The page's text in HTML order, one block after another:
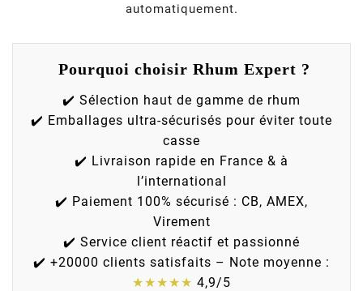
automatiquement.
Pourquoi choisir Rhum Expert ?
✔️ Sélection haut de gamme de rhum
✔️ Emballages ultra-sécurisés pour éviter toute
casse
✔️ Livraison rapide en France & à
l’international
✔️ Paiement 100% sécurisé : CB, AMEX,
Virement
✔️ Service client réactif et passionné
✔️ +20000 clients satisfaits – Note moyenne :
★★★★★ 4,9/5